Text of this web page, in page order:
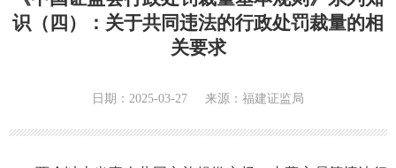
识（四）：关于共同违法的行政处罚裁量的相
关要求
日期：2025-03-27 来源：福建证监局